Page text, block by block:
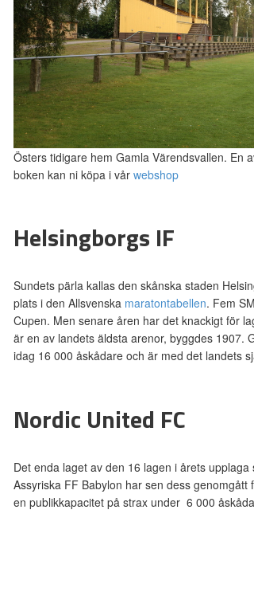
Östers tidigare hem Gamla Värendsvallen. En
boken kan ni köpa i vår webshop
Helsingborgs IF
Sundets pärla kallas den skånska staden
plats i den Allsvenska maratontabellen. Fem
Cupen. Men senare åren har det knackigt för
är en av landets äldsta arenor, byggdes 1907.
idag 16 000 åskådare och är med det landets
Nordic United FC
Det enda laget av den 16 lagen i årets
Assyriska FF Babylon har sen dess
en publikkapacitet på strax under 6 000